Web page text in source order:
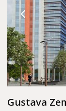
Gustava